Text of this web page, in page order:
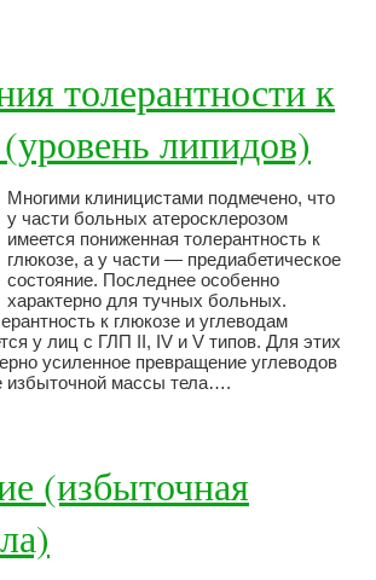
толерантности к
липидов)
Многими клиницистами подмечено, что
у части больных атеросклерозом
имеется пониженная толерантность к
глюкозе, а у части — предиабетическое
состояние. Последнее особенно
характерно для тучных больных.
к глюкозе и углеводам
у лиц с ГЛП II, IV и V типов. Для этих
усиленное превращение углеводов
избыточной массы тела….
(избыточная